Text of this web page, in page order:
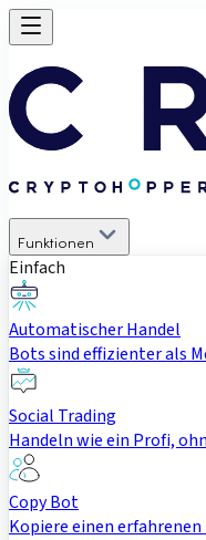
Funktionen
Einfach
Automatischer Handel
Bots sind effizienter als
Social Trading
Handeln wie ein Profi,
Copy Bot
Kopiere einen erfahrenen